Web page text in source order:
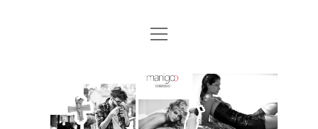
MANIGOO BLOG
MANIGOO MODELS
Menü
öffnen
Manigoo